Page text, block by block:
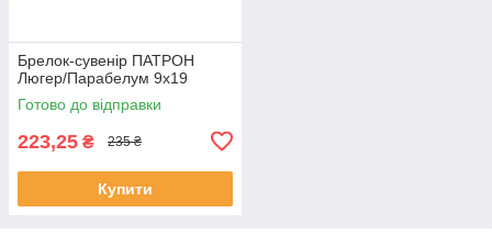
Брелок-сувенір ПАТРОН
Люгер/Парабелум 9х19
Готово до відправки
223,25 ₴ 235 ₴
Купити